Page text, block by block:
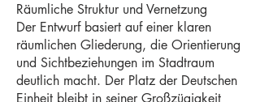
Räumliche Struktur und Vernetzung
Der Entwurf basiert auf einer klaren
räumlichen Gliederung, die Orientierung
und Sichtbeziehungen im Stadtraum
deutlich macht. Der Platz der Deutschen
Einheit bleibt in seiner Großzügigkeit